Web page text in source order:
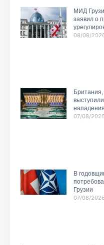
МИД
заявил о
08/08/
07/08/2026
В
Грузии
07/08/2026